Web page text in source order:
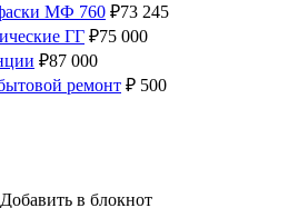
МФ 760 ₽73 245
ГГ ₽75 000
₽87 000
ремонт ₽ 500
Добавить в блокнот